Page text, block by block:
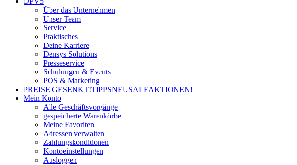
Über das Unternehmen
Unser Team
Service
Praktisches
Deine Karriere
Densys Solutions
Presseservice
Schulungen & Events
POS & Marketing
PREISE GESENKT!TIPPSNEUSALEAKTIONEN!
Mein Konto
Alle Geschäftsvorgänge
gespeicherte Warenkörbe
Meine Favoriten
Adressen verwalten
Zahlungskonditionen
Kontoeinstellungen
Ausloggen